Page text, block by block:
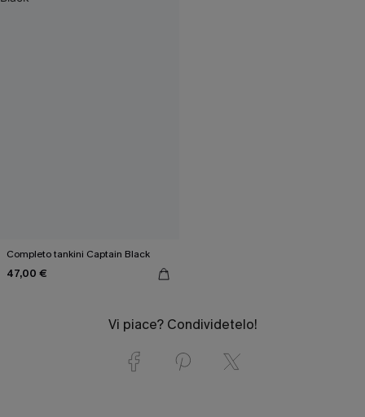
Completo tankini Captain Black
47,00 €
Vi piace? Condividetelo!